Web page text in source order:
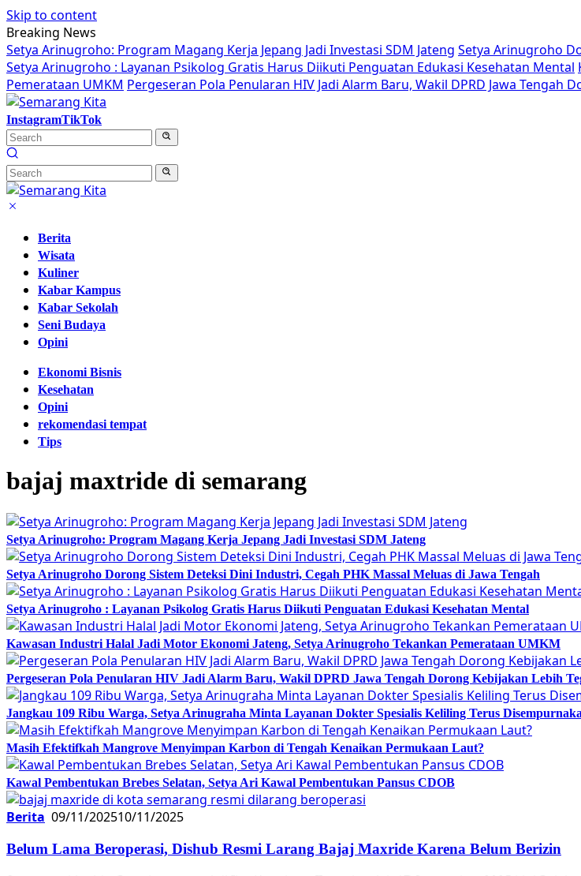
Skip to content
Breaking News
Setya Arinugroho: Program Magang Kerja Jepang Jadi Investasi SDM Jateng Setya Arinugroho
Setya Arinugroho : Layanan Psikolog Gratis Harus Diikuti Penguatan Edukasi Kesehatan Mental
Pemerataan UMKM Pergeseran Pola Penularan HIV Jadi Alarm Baru, Wakil DPRD Jawa Tengah
InstagramTikTok
Berita
Wisata
Kuliner
Kabar Kampus
Kabar Sekolah
Seni Budaya
Opini
Ekonomi Bisnis
Kesehatan
Opini
rekomendasi tempat
Tips
bajaj maxtride di semarang
Setya Arinugroho: Program Magang Kerja Jepang Jadi Investasi SDM Jateng
Setya Arinugroho Dorong Sistem Deteksi Dini Industri, Cegah PHK Massal Meluas di Jawa Tengah
Setya Arinugroho : Layanan Psikolog Gratis Harus Diikuti Penguatan Edukasi Kesehatan Mental
Kawasan Industri Halal Jadi Motor Ekonomi Jateng, Setya Arinugroho Tekankan Pemerataan UMKM
Pergeseran Pola Penularan HIV Jadi Alarm Baru, Wakil DPRD Jawa Tengah Dorong Kebijakan Lebih
Jangkau 109 Ribu Warga, Setya Arinugraha Minta Layanan Dokter Spesialis Keliling Terus
Masih Efektifkah Mangrove Menyimpan Karbon di Tengah Kenaikan Permukaan Laut?
Kawal Pembentukan Brebes Selatan, Setya Ari Kawal Pembentukan Pansus CDOB
Berita 09/11/202510/11/2025
Belum Lama Beroperasi, Dishub Resmi Larang Bajaj Maxride Karena Belum Berizin